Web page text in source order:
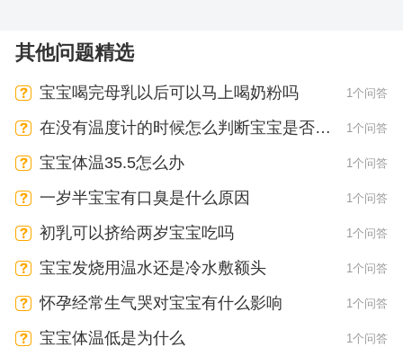
其他问题精选
宝宝喝完母乳以后可以马上喝奶粉吗 1个问答
在没有温度计的时候怎么判断宝宝是否发
烧
1个问答
宝宝体温35.5怎么办 1个问答
一岁半宝宝有口臭是什么原因 1个问答
初乳可以挤给两岁宝宝吃吗 1个问答
宝宝发烧用温水还是冷水敷额头 1个问答
怀孕经常生气哭对宝宝有什么影响 1个问答
宝宝体温低是为什么 1个问答